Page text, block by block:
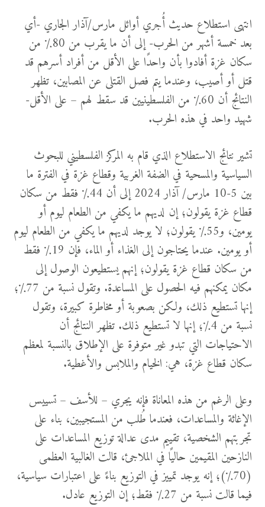
انتهى استطلاع حديث أُجري أوائل مارس/آذار الجاري -أي
بعد خمسة أشهر من الحرب- إلى أن ما يقرب من 80٪ من
سكان غزة أفادوا بأن واحدًا على الأقل من أفراد أسرهم قد
قتل أو أصيب، وعندما يتم فصل القتلى عن المصابين، تظهر
النتائج أن 60٪ من الفلسطينيين قد سقط لهم – على الأقل-
شهيد واحد في هذه الحرب.
تشير نتائج الاستطلاع الذي قام به المركز الفلسطيني للبحوث
السياسية والمسحية في الضفة الغربية وقطاع غزة في الفترة ما
بين 5-10 مارس/ آذار 2024 إلى أن 44٪ فقط من سكان
قطاع غزة يقولون؛ إن لديهم ما يكفي من الطعام ليوم أو
يومين، و55٪ يقولون؛ لا يوجد لديهم ما يكفي من الطعام ليوم
أو يومين. عندما يحتاجون إلى الغذاء أو الماء، فإن 19٪ فقط
من سكان قطاع غزة يقولون؛ إنهم يستطيعون الوصول إلى
مكان يمكنهم فيه الحصول على المساعدة. وتقول نسبة من 77٪؛
إنها تستطيع ذلك، ولكن بصعوبة أو مخاطرة كبيرة، وتقول
نسبة من 4٪؛ إنها لا تستطيع ذلك. تظهر النتائج أن
الاحتياجات التي تبدو غير متوفرة على الإطلاق بالنسبة لمعظم
سكان قطاع غزة، هي: الخيام والملابس والأغطية.
وعلى الرغم من هذه المعاناة فإنه يجري – للأسف – تسييس
الإغاثة والمساعدات، فعندما طُلب من المستجيبين، بناء على
تجربتهم الشخصية، تقييم مدى عدالة توزيع المساعدات على
النازحين المقيمين حاليًا في الملاجئ، قالت الغالبية العظمى
(70٪)؛ إنه يوجد تمييز في التوزيع بناءً على اعتبارات سياسية،
فيما قالت نسبة من 27٪ فقط؛ إن التوزيع عادل.